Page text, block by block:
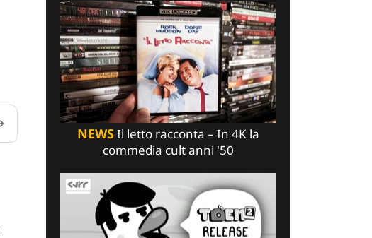
NEWSIl letto racconta – In 4K la
commedia cult anni '50